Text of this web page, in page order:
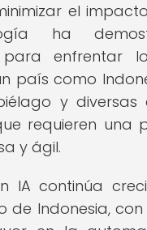
el
ha
enfrentar
país como
y diversas
requieren una
y ágil.
IA continúa
de Indonesia,